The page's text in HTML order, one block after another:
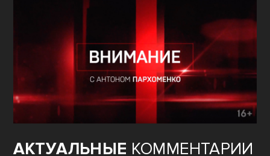
АКТУАЛЬНЫЕ КОММЕНТАРИИ